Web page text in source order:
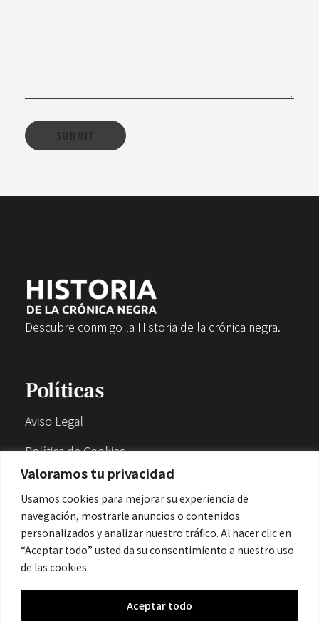
Valoramos tu privacidad
Usamos cookies para mejorar su experiencia de
navegación, mostrarle anuncios o contenidos
personalizados y analizar nuestro tráfico. Al hacer clic en
“Aceptar todo” usted da su consentimiento a nuestro uso
de las cookies.
Aceptar todo
Descubre conmigo la Historia de la crónica negra.
Políticas
Aviso Legal
Política de Cookies
Política de Privacidad
Contacto